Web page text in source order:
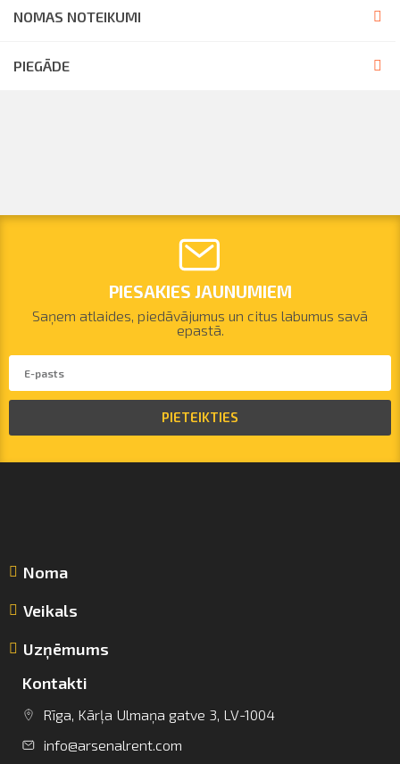
info@arsenalrent.com
NOMAS NOTEIKUMI
PIEGĀDE
PIESAKIES JAUNUMIEM
Saņem atlaides, piedāvājumus un citus labumus savā
epastā.
PIETEIKTIES
Noma
Veikals
Uzņēmums
Kontakti
Rīga, Kārļa Ulmaņa gatve 3, LV-1004
info@arsenalrent.com